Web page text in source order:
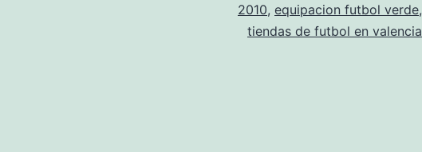
2010, equipacion futbol verde,
tiendas de futbol en valencia